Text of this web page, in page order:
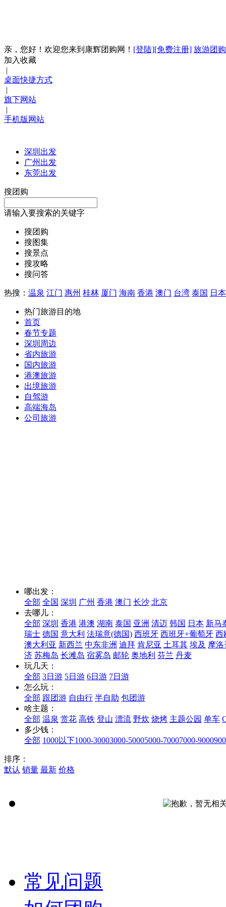
亲，您好！欢迎您来到康辉团购网！ [登陆][免费注册] 旅游团
加入收藏
|
桌面快捷方式
|
旗下网站
|
手机版网站
深圳出发
广州出发
东莞出发
搜团购
请输入要搜索的关键字
搜团购
搜图集
搜景点
搜攻略
搜问答
热搜： 温泉 江门 惠州 桂林 厦门 海南 香港 澳门 台湾 泰国 日本
热门旅游目的地
首页
春节专题
深圳周边
省内旅游
国内旅游
港澳旅游
出境旅游
自驾游
高端海岛
公司旅游
哪出发：
全部 全国 深圳 广州 香港 澳门 长沙 北京
去哪儿：
全部 深圳 香港 港澳 湖南 泰国 亚洲 清迈 韩国 日本 新马
瑞士 德国 意大利 法瑞意(德国) 西班牙 西班牙+葡萄牙 西
澳大利亚 新西兰 中东非洲 迪拜 肯尼亚 土耳其 埃及 摩洛
济 苏梅岛 长滩岛 宿雾岛 邮轮 奥地利 芬兰 丹麦
玩几天：
全部 3日游 5日游 6日游 7日游
怎么玩：
全部 跟团游 自由行 半自助 包团游
啥主题：
全部 温泉 赏花 高铁 登山 漂流 野炊 烧烤 主题公园 单车
多少钱：
全部 1000以下1000-30003000-50005000-70007000-9000
排序：
默认 销量 最新 价格
常见问题